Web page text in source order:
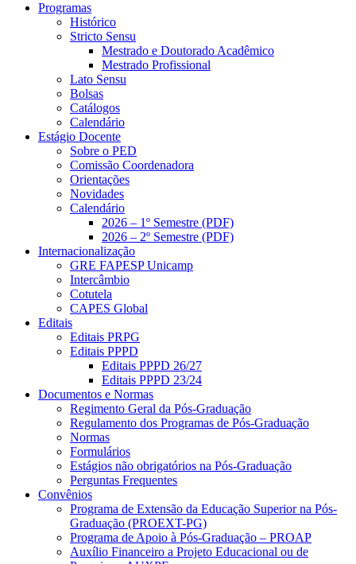
Programas
Histórico
Stricto Sensu
Mestrado e Doutorado Acadêmico
Mestrado Profissional
Lato Sensu
Bolsas
Catálogos
Calendário
Estágio Docente
Sobre o PED
Comissão Coordenadora
Orientações
Novidades
Calendário
2026 – 1º Semestre (PDF)
2026 – 2º Semestre (PDF)
Internacionalização
GRE FAPESP Unicamp
Intercâmbio
Cotutela
CAPES Global
Editais
Editais PRPG
Editais PPPD
Editais PPPD 26/27
Editais PPPD 23/24
Documentos e Normas
Regimento Geral da Pós-Graduação
Regulamento dos Programas de Pós-Graduação
Normas
Formulários
Estágios não obrigatórios na Pós-Graduação
Perguntas Frequentes
Convênios
Programa de Extensão da Educação Superior na Pós-
Graduação (PROEXT-PG)
Programa de Apoio à Pós-Graduação – PROAP
Auxílio Financeiro a Projeto Educacional ou de